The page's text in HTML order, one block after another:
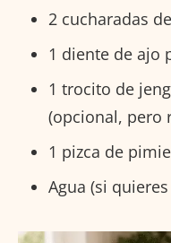
2 cucharadas
1 diente de ajo
1 trocito de
(opcional, pero
1 pizca de
Agua (si